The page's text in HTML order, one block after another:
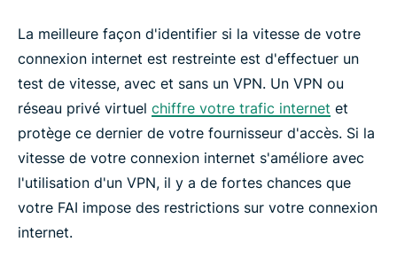
La meilleure façon d'identifier si la vitesse de votre
connexion internet est restreinte est d'effectuer un
test de vitesse, avec et sans un VPN. Un VPN ou
réseau privé virtuel chiffre votre trafic internet et
protège ce dernier de votre fournisseur d'accès. Si la
vitesse de votre connexion internet s'améliore avec
l'utilisation d'un VPN, il y a de fortes chances que
votre FAI impose des restrictions sur votre connexion
internet.